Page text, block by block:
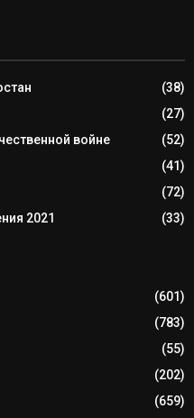
(38)
(27)
войне
(52)
(41)
(72)
2021
(33)
(601)
(783)
(55)
(202)
(659)